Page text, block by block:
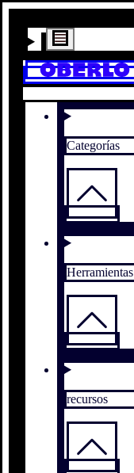
Categorías
Herramientas
recursos